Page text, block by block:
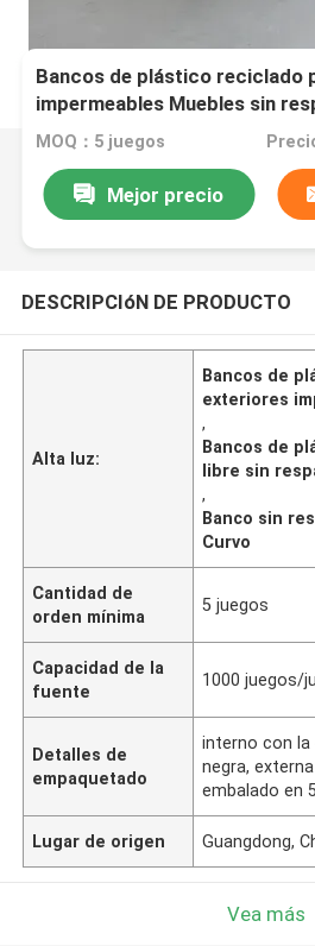
Bancos de plástico reciclado
impermeables Muebles sin
MOQ：5 juegos
Mejor precio
DESCRIPCIóN DE PRODUCTO
Alta luz:
Bancos de
exteriores
,
Bancos de
libre sin
,
Banco sin
Curvo
Cantidad de
orden mínima
5 juegos
Capacidad de la
fuente
1000 juegos/
Detalles de
empaquetado
interno con la
negra,
embalado en
Lugar de origen Guangdong,
Vea más